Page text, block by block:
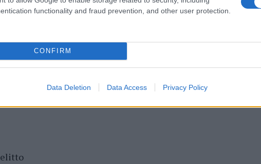
functionality and fraud prevention, and other user protection.
CONFIRM
Data Deletion Data Access Privacy Policy
Frati